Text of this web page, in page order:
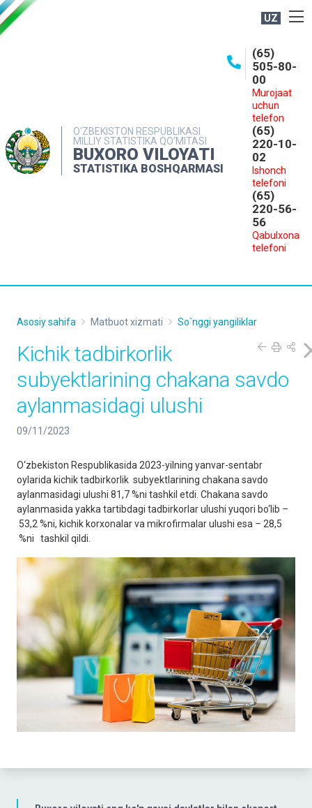
UZ
O‘ZBEKISTON RESPUBLIKASI
MILLIY STATISTIKA QO‘MITASI
BUXORO VILOYATI
STATISTIKA BOSHQARMASI
(65)
505-80-
00
Murojaat
uchun
telefon
(65)
220-10-
02
Ishonch
telefoni
(65)
220-56-
56
Qabulxona
telefoni
MATBUOT XIZMATI
MUROJAATLAR
Asosiy sahifa Matbuot xizmati So`nggi yangiliklar
Kichik tadbirkorlik
subyektlarining сhakana savdo
aylanmasidagi ulushi
09/11/2023
O‘zbekiston Respublikasida 2023-yilning yanvar-sentabr
oylarida kichik tadbirkorlik subyektlarining сhakana savdo
aylanmasidagi ulushi 81,7 %ni tashkil etdi. Сhakana savdo
aylanmasida yakka tartibdagi tadbirkorlar ulushi yuqori bo‘lib –
53,2 %ni, kichik korxonalar va mikrofirmalar ulushi esa – 28,5
%ni tashkil qildi.